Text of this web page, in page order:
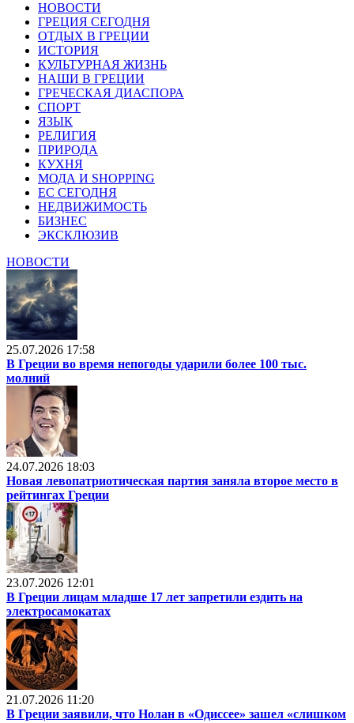
НОВОСТИ
ГРЕЦИЯ СЕГОДНЯ
ОТДЫХ В ГРЕЦИИ
ИСТОРИЯ
КУЛЬТУРНАЯ ЖИЗНЬ
НАШИ В ГРЕЦИИ
ГРЕЧЕСКАЯ ДИАСПОРА
СПОРТ
ЯЗЫК
РЕЛИГИЯ
ПРИРОДА
КУХНЯ
МОДА И SHOPPING
ЕС СЕГОДНЯ
НЕДВИЖИМОСТЬ
БИЗНЕС
ЭКСКЛЮЗИВ
НОВОСТИ
25.07.2026 17:58
В Греции во время непогоды ударили более 100 тыс.
молний
24.07.2026 18:03
Новая левопатриотическая партия заняла второе место в
рейтингах Греции
23.07.2026 12:01
В Греции лицам младше 17 лет запретили ездить на
электросамокатах
21.07.2026 11:20
В Греции заявили, что Нолан в «Одиссее» зашел «слишком